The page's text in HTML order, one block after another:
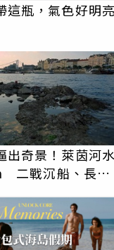
這瓶，氣色好明
出奇景！萊茵河
二戰沉船、長毛
日